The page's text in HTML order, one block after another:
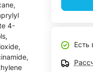
4-
Есть